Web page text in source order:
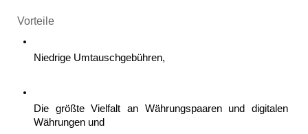
Vorteile
Niedrige Umtauschgebühren,
Die größte Vielfalt an Währungspaaren und digitalen
Währungen und